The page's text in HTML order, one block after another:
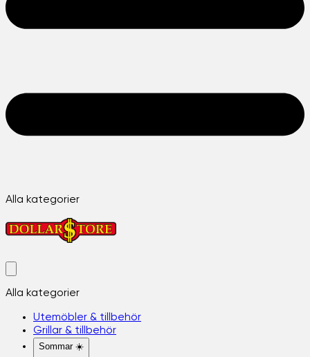
Alla kategorier
Alla kategorier
Utemöbler & tillbehör
Grillar & tillbehör
Sommar ☀️